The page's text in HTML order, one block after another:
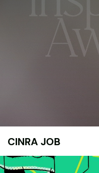
CINRA JOB